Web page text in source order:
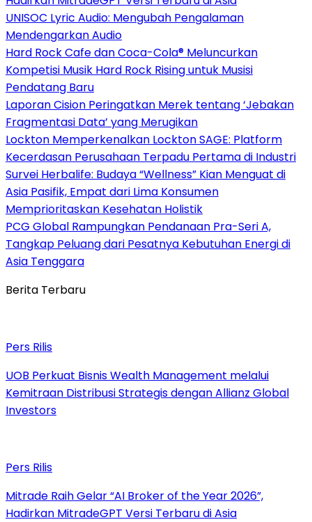
UNISOC Lyric Audio: Mengubah Pengalaman
Mendengarkan Audio
Hard Rock Cafe dan Coca-Cola® Meluncurkan
Kompetisi Musik Hard Rock Rising untuk Musisi
Pendatang Baru
Laporan Cision Peringatkan Merek tentang ‘Jebakan
Fragmentasi Data’ yang Merugikan
Lockton Memperkenalkan Lockton SAGE: Platform
Kecerdasan Perusahaan Terpadu Pertama di Industri
Survei Herbalife: Budaya “Wellness” Kian Menguat di
Asia Pasifik, Empat dari Lima Konsumen
Memprioritaskan Kesehatan Holistik
PCG Global Rampungkan Pendanaan Pra-Seri A,
Tangkap Peluang dari Pesatnya Kebutuhan Energi di
Asia Tenggara
Berita Terbaru
Pers Rilis
UOB Perkuat Bisnis Wealth Management melalui
Kemitraan Distribusi Strategis dengan Allianz Global
Investors
Pers Rilis
Mitrade Raih Gelar “AI Broker of the Year 2026”,
Hadirkan MitradeGPT Versi Terbaru di Asia